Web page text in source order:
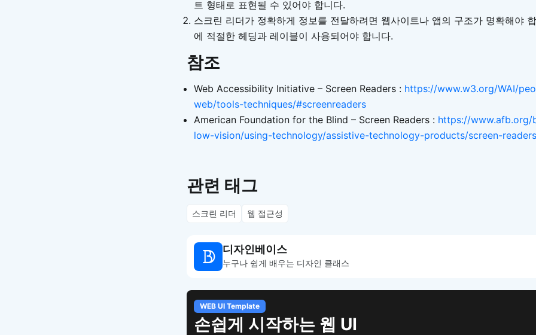
트 형태로 표현될 수 있어야 합니다.
스크린 리더가 정확하게 정보를 전달하려면 웹사이트나 앱의 구조가 명확해야
에 적절한 헤딩과 레이블이 사용되어야 합니다.
참조
Web Accessibility Initiative – Screen Readers : https://www.w3.org/WAI/
web/tools-techniques/#screenreaders
American Foundation for the Blind – Screen Readers : https://www.afb.org/
low-vision/using-technology/assistive-technology-products/screen-readers
관련 태그
스크린 리더 웹 접근성
디자인베이스
누구나 쉽게 배우는 디자인 클래스
WEB UI Template
손쉽게 시작하는 웹 UI